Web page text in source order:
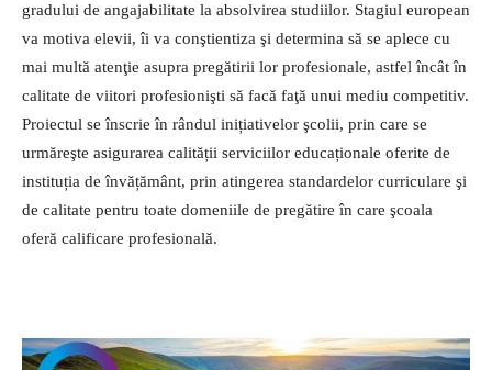
gradului de angajabilitate la absolvirea studiilor. Stagiul european
va motiva elevii, îi va conştientiza şi determina să se aplece cu
mai multă atenţie asupra pregătirii lor profesionale, astfel încât în
calitate de viitori profesionişti să facă faţă unui mediu competitiv.
Proiectul se înscrie în rândul inițiativelor şcolii, prin care se
urmăreşte asigurarea calității serviciilor educaționale oferite de
instituția de învățământ, prin atingerea standardelor curriculare şi
de calitate pentru toate domeniile de pregătire în care şcoala
oferă calificare profesională.